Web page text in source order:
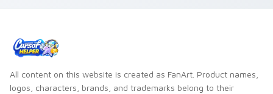
All content on this website is created as FanArt. Product names,
logos, characters, brands, and trademarks belong to their